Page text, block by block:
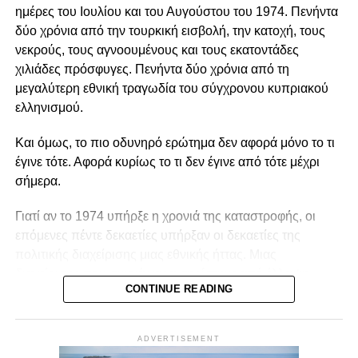
ουδετερότητα. Μια οργάνωση μπορεί θεμιτά να
υποστηρίζει περιβαλλοντικές πολιτικές, κοινωνικά
δικαιώματα, θεσμικές μεταρρυθμίσεις ή συγκεκριμένες
νομοθετικές παρεμβάσεις. Μπορεί επίσης να ασκεί κριτική
στην κυβέρνηση, να συνεργάζεται με αιρετούς
εκπροσώπους ή να συμμετέχει σε διαδικασίες δημόσιας
ανοικτή, συμπεριληπτική και αποτελεσματική συμμετοχή
της κοινωνίας των πολιτών ως συστατικό στοιχείο της
δημοκρατικής διακυβέρνησης. Η πολιτική
δραστηριοποίηση, επομένως, δεν αναιρεί την ανεξαρτησία
μιας οργάνωσης, εφόσον είναι διαφανής, συμβατή με τον
Αναγκαία είναι, συνεπώς, η διάκριση μεταξύ θεμιτής
συνηγορίας, δηλωμένης θεσμικής συνεργασίας και
συγκαλυμμένης κομματικής λειτουργίας. Στην πρώτη
ημέρες του Ιουλίου και του Αυγούστου του 1974. Πενήντα
δύο χρόνια από την τουρκική εισβολή, την κατοχή, τους
νεκρούς, τους αγνοουμένους και τους εκατοντάδες
χιλιάδες πρόσφυγες. Πενήντα δύο χρόνια από τη
μεγαλύτερη εθνική τραγωδία του σύγχρονου κυπριακού
ελληνισμού.
Και όμως, το πιο οδυνηρό ερώτημα δεν αφορά μόνο το τι
έγινε τότε. Αφορά κυρίως το τι δεν έγινε από τότε μέχρι
σήμερα.
Γιατί αν το 1974 υπήρξε η χρονιά της καταστροφής, οι
επόμενες πέντε δεκαετίες υπήρξαν οι δεκαετίες της
διαχείρισης που συχνά χαρακτηρίστηκε από έλλειψη
στρατηγικής συνέχειας, εσωτερικές αντιπαραθέσεις και
Άλλες κυβερνήσεις υποσχέθηκαν λύσεις που δεν ήρθαν
CONTINUE READING
ADVERTISEMENT